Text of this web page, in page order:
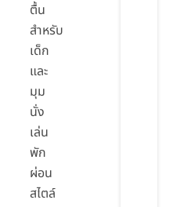
ตื้น
สำหรับ
เด็ก
และ
มุม
นั่ง
เล่น
พัก
ผ่อน
สไตล์